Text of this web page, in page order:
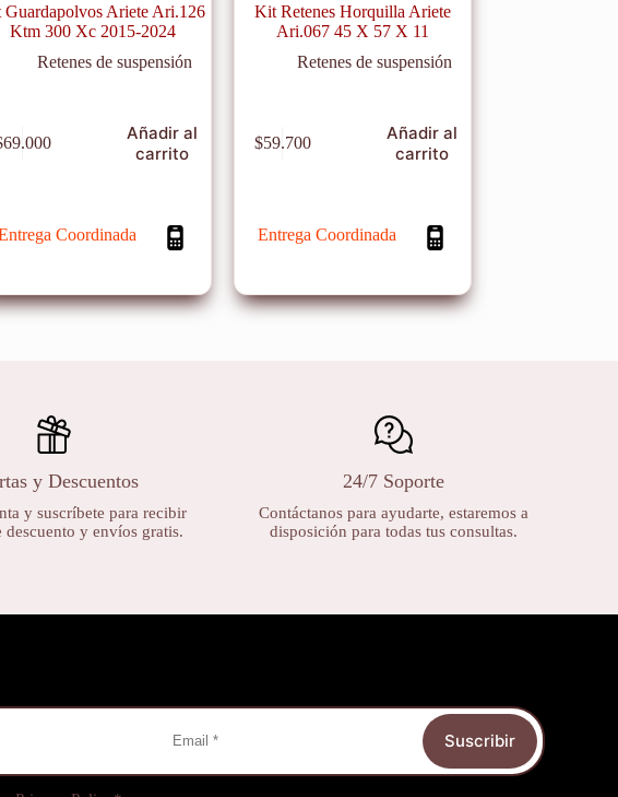
Ariete Ari.126
Ktm 300 Xc 2015-2024
Retenes de suspensión
69.000
Añadir al
carrito
Coordinada
Kit Retenes Horquilla Ariete
Ari.067 45 X 57 X 11
Retenes de suspensión
$59.700
Añadir al
carrito
Entrega Coordinada
y Descuentos
y suscríbete para recibir
descuento y envíos gratis.
24/7 Soporte
Contáctanos para ayudarte, estaremos a
disposición para todas tus consultas.
Suscribir